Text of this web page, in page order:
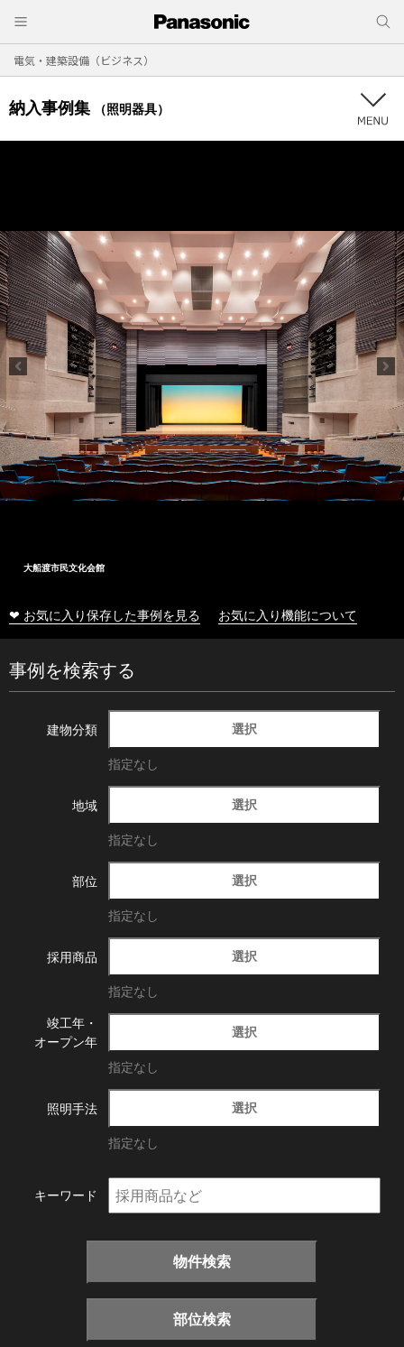
電気・建築設備（ビジネス）
納入事例集 （照明器具）
大船渡市民文化会館
❤ お気に入り保存した事例を見る お気に入り機能について
事例を検索する
建物分類 選択
指定なし
地域 選択
指定なし
部位 選択
指定なし
採用商品 選択
指定なし
竣工年・
オープン年
選択
指定なし
照明手法 選択
指定なし
キーワード
物件検索
部位検索